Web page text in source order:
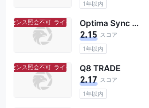
1年以内
センス照会不可 ライセンス照会不可 Optima Sync Capital
2.15 スコア
1年以内
センス照会不可 ライセンス照会不可Q8 TRADE
2.17 スコア
1年以内
The Financial Services Authority
Securities and Exchange Commission of Pakistan
Securities and Futures Commission of Hongkong
Financial Conduct Authority